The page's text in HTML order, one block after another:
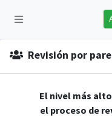
Revisión por
El nivel más
el proceso de